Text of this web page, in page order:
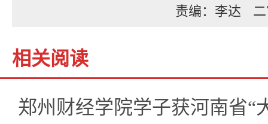
责编：李达
相关阅读
郑州财经学院学子获河南省“